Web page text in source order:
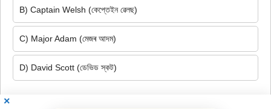
B) Captain Welsh (কেপ্তেইন ৱেলছ)
C) Major Adam (মেজৰ আদম)
D) David Scott (ডেভিড স্কট)